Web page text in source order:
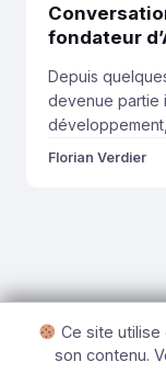
fondateur
Depuis
devenue partie
n’hésitent pas
Florian Verdier
Ce site
son contenu.